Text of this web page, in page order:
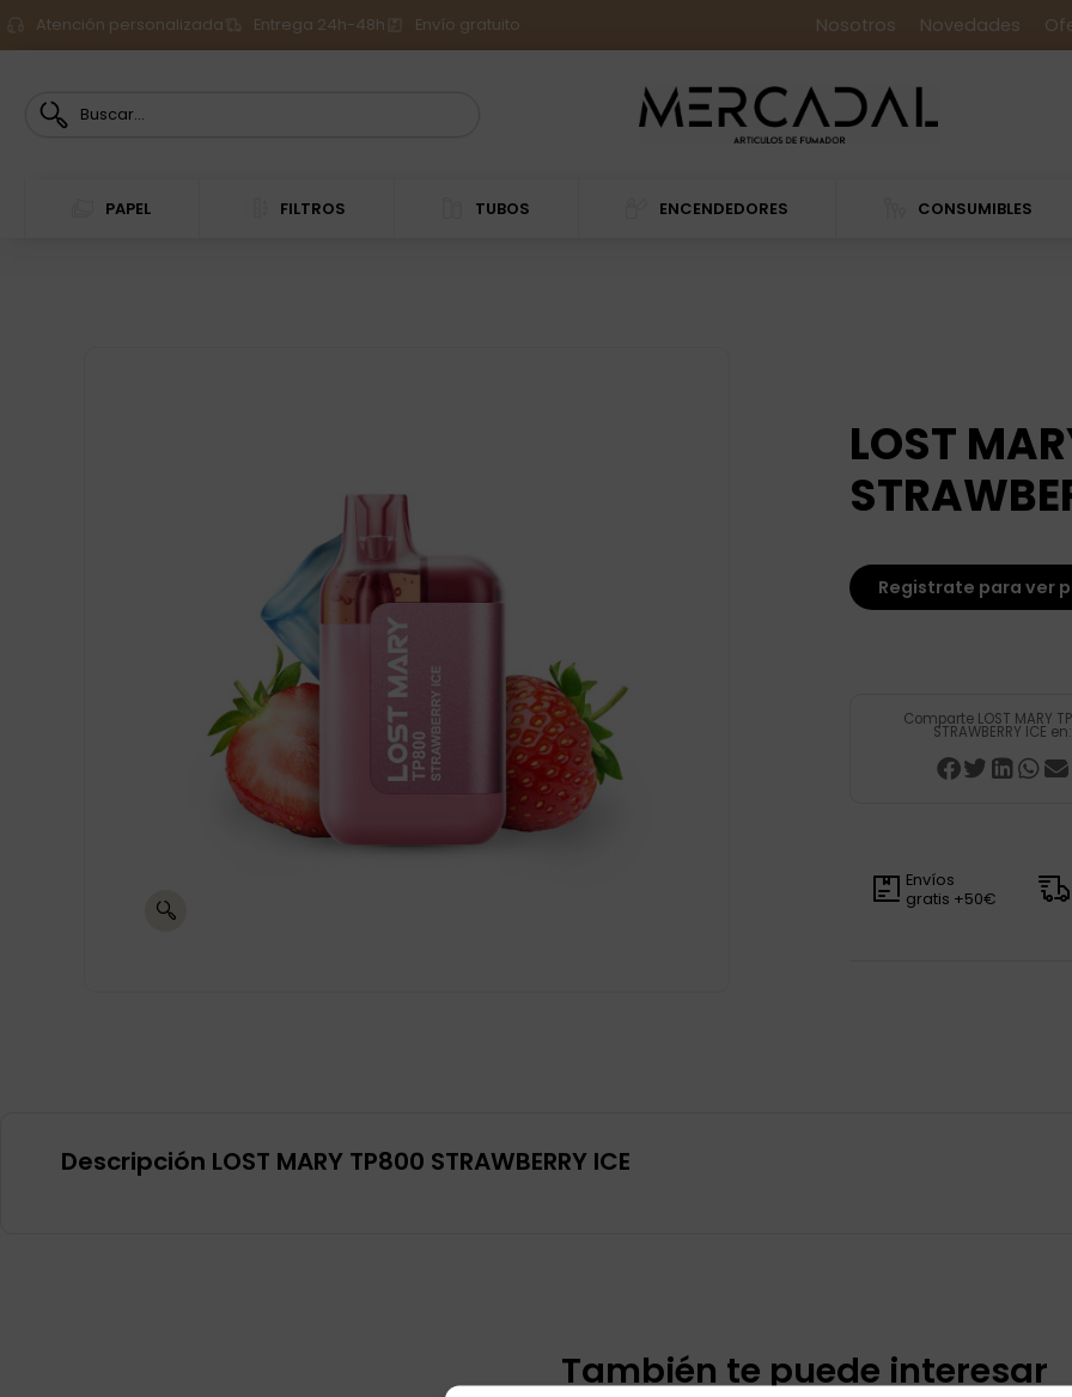
Atención personalizada Entrega 24h-48h Envío gratuito Nosotros Novedades
PAPEL FILTROS TUBOS ENCENDEDORES CONSUMIBLES
LOST
Registrate para ver
Comparte LOST MARY
STRAWBERRY ICE en:
Envíos
gratis +50€
Descripción LOST MARY TP800 STRAWBERRY ICE
También te puede interesar